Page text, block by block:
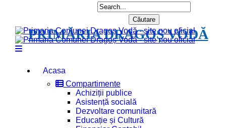
PRIMĂRIA DRAGOȘ VODĂ
Acasa
Compartimente
Achiziții publice
Asistență socială
Dezvoltare comunitară
Educație și Cultură